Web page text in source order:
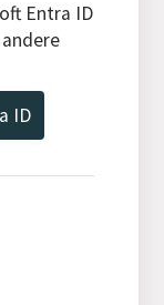
Entra ID
ID